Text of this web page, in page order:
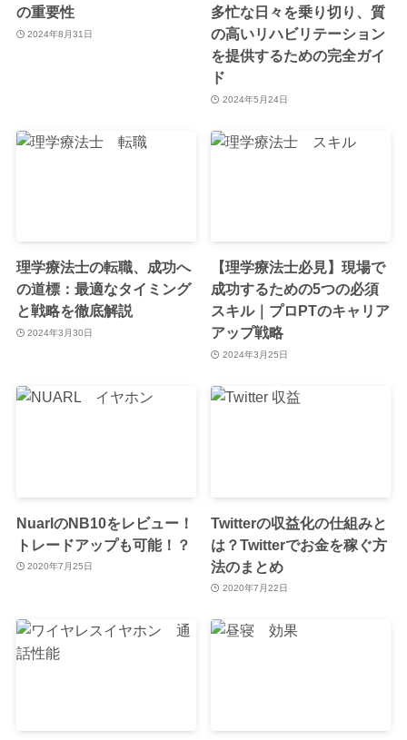
の重要性
2024年8月31日
多忙な日々を乗り切り、質
の高いリハビリテーション
を提供するための完全ガイ
ド
2024年5月24日
理学療法士の転職、成功へ
の道標：最適なタイミング
と戦略を徹底解説
2024年3月30日
【理学療法士必見】現場で
成功するための5つの必須
スキル｜プロPTのキャリア
アップ戦略
2024年3月25日
NuarlのNB10をレビュー！
トレードアップも可能！？
2020年7月25日
Twitterの収益化の仕組みと
は？Twitterでお金を稼ぐ方
法のまとめ
2020年7月22日